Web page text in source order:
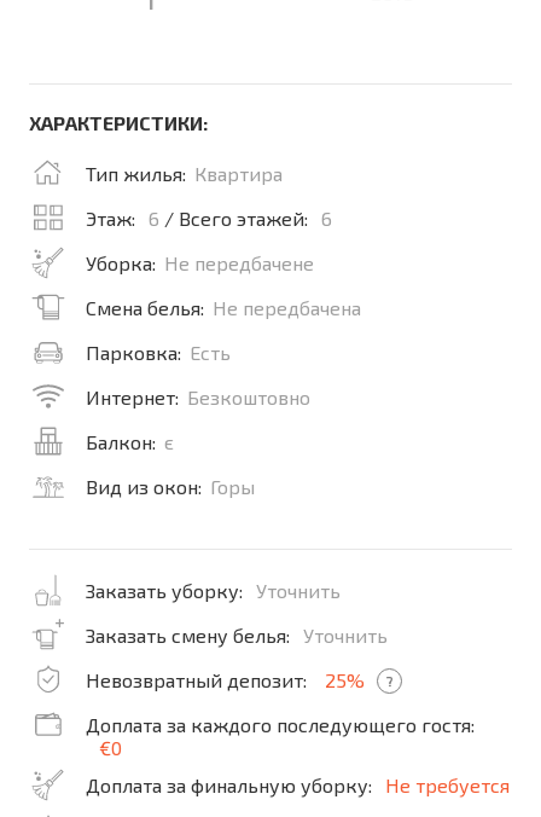
ХАРАКТЕРИСТИКИ:
Тип жилья: Квартира
Этаж:
6 / Всего этажей:
6
Уборка: Не передбачене
Смена белья: Не передбачена
Парковка: Есть
Интернет: Безкоштовно
Балкон: є
Вид из окон: Горы
Заказать уборку:
Уточнить
Заказать смену белья:
Уточнить
Невозвратный депозит:
25% ?
Доплата за каждого последующего гостя:
€0
Доплата за финальную уборку:
Не требуется